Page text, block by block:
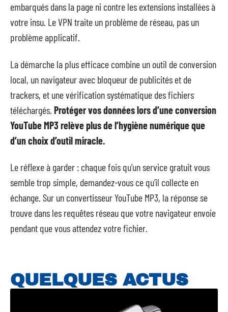
embarqués dans la page ni contre les extensions installées à
votre insu. Le VPN traite un problème de réseau, pas un
problème applicatif.
La démarche la plus efficace combine un outil de conversion
local, un navigateur avec bloqueur de publicités et de
trackers, et une vérification systématique des fichiers
téléchargés. Protéger vos données lors d’une conversion
YouTube MP3 relève plus de l’hygiène numérique que
d’un choix d’outil miracle.
Le réflexe à garder : chaque fois qu’un service gratuit vous
semble trop simple, demandez-vous ce qu’il collecte en
échange. Sur un convertisseur YouTube MP3, la réponse se
trouve dans les requêtes réseau que votre navigateur envoie
pendant que vous attendez votre fichier.
QUELQUES ACTUS